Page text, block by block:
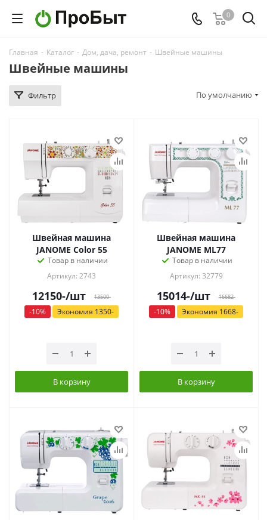
0
Главная - Каталог - Дом, дача, ремонт - Швейные машины
Швейные машины
Фильтр По умолчанию
Швейная машина
JANOME Color 55
Товар в наличии
Артикул: 2743
12150-/шт 13500-
-10% Экономия 1350-
В корзину
Швейная машина
JANOME ML77
Товар в наличии
Артикул: 32779
15014-/шт 16682-
-10% Экономия 1668-
В корзину